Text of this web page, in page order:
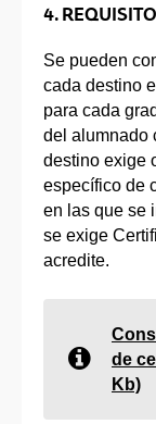
4.
Se pueden
cada destino
para cada
del alumnado
destino exige
específico de
en las que se
se exige
acredite.
de
Kb)